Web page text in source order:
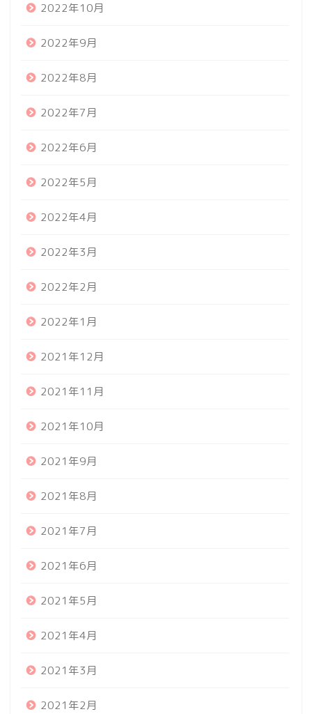
2022年10月
2022年9月
2022年8月
2022年7月
2022年6月
2022年5月
2022年4月
2022年3月
2022年2月
2022年1月
2021年12月
2021年11月
2021年10月
2021年9月
2021年8月
2021年7月
2021年6月
2021年5月
2021年4月
2021年3月
2021年2月